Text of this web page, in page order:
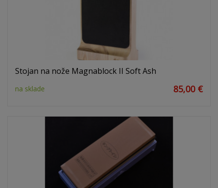
Stojan na nože Magnablock II Soft Ash
na sklade 85,00 €